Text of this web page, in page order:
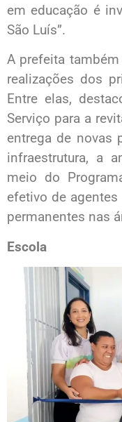
em educação é
São Luís”.
A prefeita
realizações dos
Entre elas,
Serviço para a
entrega de novas
infraestrutura, a
meio do
efetivo de
permanentes nas
Escola